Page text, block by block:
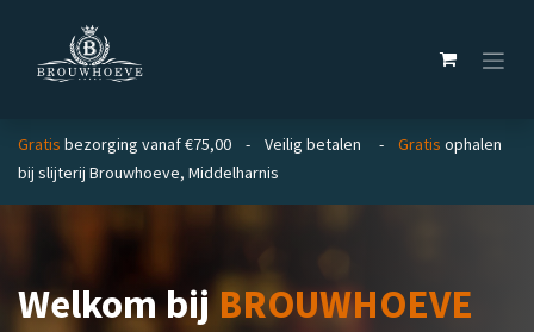
Gratis bezorging vanaf €75,00 - Veilig betalen - Gratis ophalen
bij slijterij Brouwhoeve, Middelharnis
Welkom bijBROUWHOEVE